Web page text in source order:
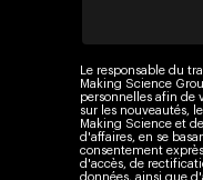
Le responsable du
Making Science
personnelles afin de
sur les nouveautés,
Making Science et
d'affaires, en se
consentement
d'accès, de
données, ainsi que